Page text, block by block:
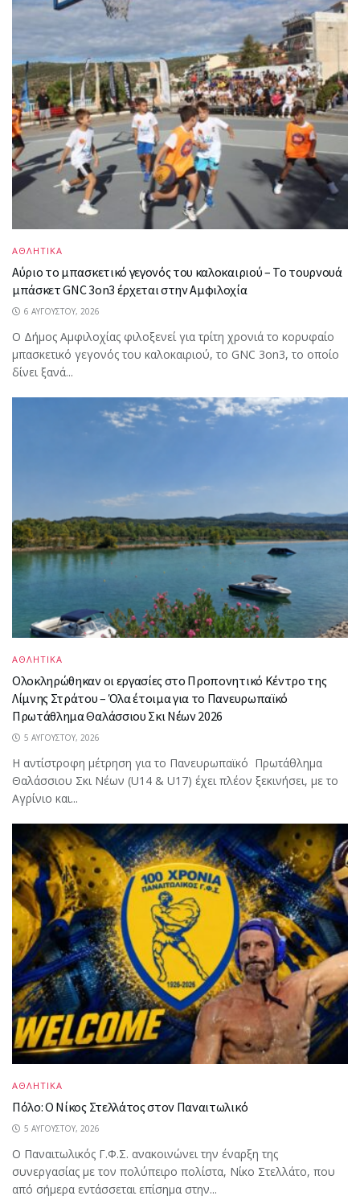
ΑΘΛΗΤΙΚΑ
Αύριο το μπασκετικό γεγονός του καλοκαιριού – Το τουρνουά
μπάσκετ GNC 3on3 έρχεται στην Αμφιλοχία
6 ΑΥΓΟΎΣΤΟΥ, 2026
Ο Δήμος Αμφιλοχίας φιλοξενεί για τρίτη χρονιά το κορυφαίο
μπασκετικό γεγονός του καλοκαιριού, το GNC 3on3, το οποίο
δίνει ξανά...
ΑΘΛΗΤΙΚΑ
Ολοκληρώθηκαν οι εργασίες στο Προπονητικό Κέντρο της
Λίμνης Στράτου – Όλα έτοιμα για το Πανευρωπαϊκό
Πρωτάθλημα Θαλάσσιου Σκι Νέων 2026
5 ΑΥΓΟΎΣΤΟΥ, 2026
Η αντίστροφη μέτρηση για το Πανευρωπαϊκό Πρωτάθλημα
Θαλάσσιου Σκι Νέων (U14 & U17) έχει πλέον ξεκινήσει, με το
Αγρίνιο και...
ΑΘΛΗΤΙΚΑ
Πόλο: Ο Νίκος Στελλάτος στον Παναιτωλικό
5 ΑΥΓΟΎΣΤΟΥ, 2026
Ο Παναιτωλικός Γ.Φ.Σ. ανακοινώνει την έναρξη της
συνεργασίας με τον πολύπειρο πολίστα, Νίκο Στελλάτο, που
από σήμερα εντάσσεται επίσημα στην...